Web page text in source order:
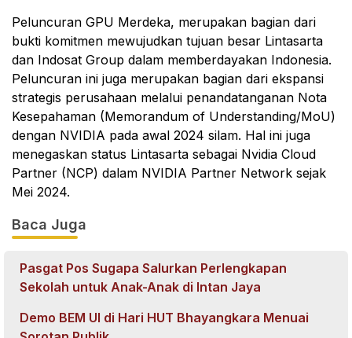
Peluncuran GPU Merdeka, merupakan bagian dari
bukti komitmen mewujudkan tujuan besar Lintasarta
dan Indosat Group dalam memberdayakan Indonesia.
Peluncuran ini juga merupakan bagian dari ekspansi
strategis perusahaan melalui penandatanganan Nota
Kesepahaman (Memorandum of Understanding/MoU)
dengan NVIDIA pada awal 2024 silam. Hal ini juga
menegaskan status Lintasarta sebagai Nvidia Cloud
Partner (NCP) dalam NVIDIA Partner Network sejak
Mei 2024.
Baca Juga
Pasgat Pos Sugapa Salurkan Perlengkapan
Sekolah untuk Anak-Anak di Intan Jaya
Demo BEM UI di Hari HUT Bhayangkara Menuai